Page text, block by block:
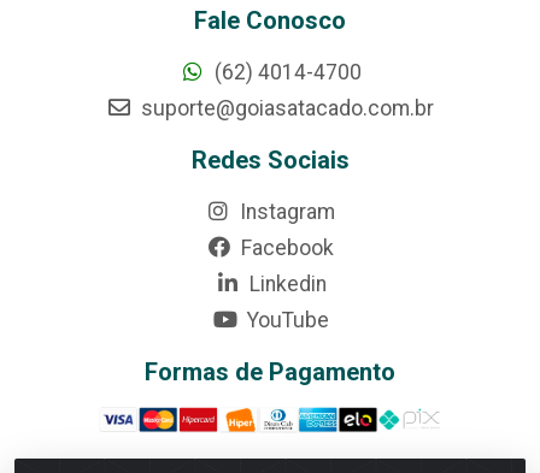
Fale Conosco
(62) 4014-4700
suporte@goiasatacado.com.br
Redes Sociais
Instagram
Facebook
Linkedin
YouTube
Formas de Pagamento